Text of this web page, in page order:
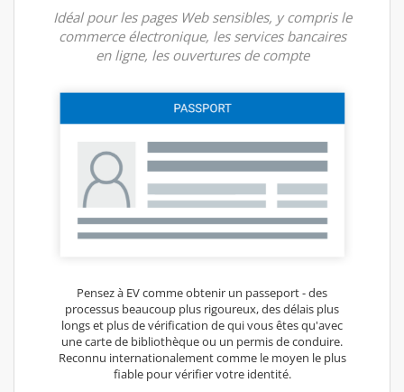
Idéal pour les pages Web sensibles, y compris le
commerce électronique, les services bancaires
en ligne, les ouvertures de compte
Pensez à EV comme obtenir un passeport - des
processus beaucoup plus rigoureux, des délais plus
longs et plus de vérification de qui vous êtes qu'avec
une carte de bibliothèque ou un permis de conduire.
Reconnu internationalement comme le moyen le plus
fiable pour vérifier votre identité.